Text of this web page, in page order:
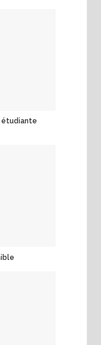
étudiante